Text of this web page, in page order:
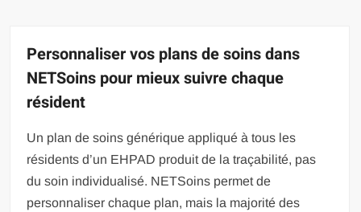
Personnaliser vos plans de soins dans
NETSoins pour mieux suivre chaque
résident
Un plan de soins générique appliqué à tous les
résidents d’un EHPAD produit de la traçabilité, pas
du soin individualisé. NETSoins permet de
personnaliser chaque plan, mais la majorité des